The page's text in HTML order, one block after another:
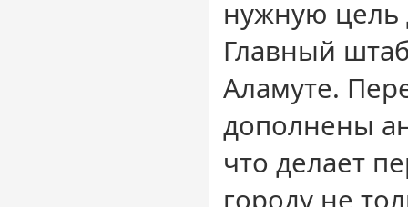
нужную цель
Главный
Аламуте.
дополнены
что делает
городу не